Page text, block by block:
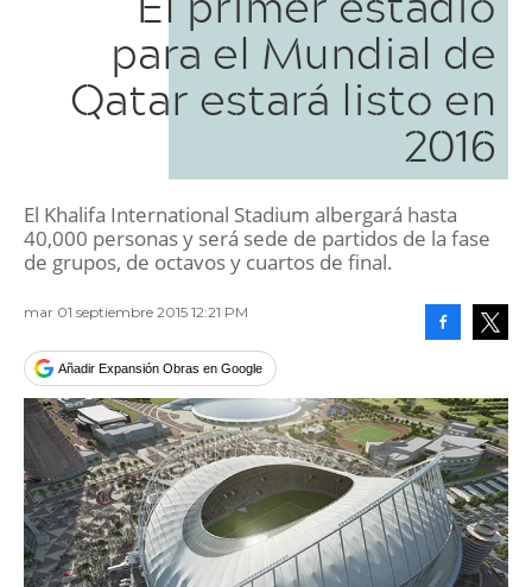
para el Mundial de
Qatar estará listo en
2016
El Khalifa International Stadium albergará hasta
40,000 personas y será sede de partidos de la fase
de grupos, de octavos y cuartos de final.
mar 01 septiembre 2015 12:21 PM
Añadir Expansión Obras en Google